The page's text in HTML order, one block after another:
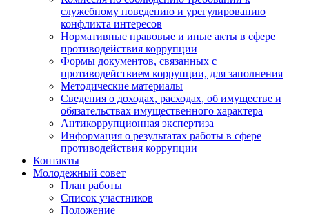
служебному поведению и урегулированию
конфликта интересов
Нормативные правовые и иные акты в сфере
противодействия коррупции
Формы документов, связанных с
противодействием коррупции, для заполнения
Методические материалы
Сведения о доходах, расходах, об имуществе и
обязательствах имущественного характера
Антикоррупционная экспертиза
Информация о результатах работы в сфере
противодействия коррупции
Контакты
Молодежный совет
План работы
Список участников
Положение